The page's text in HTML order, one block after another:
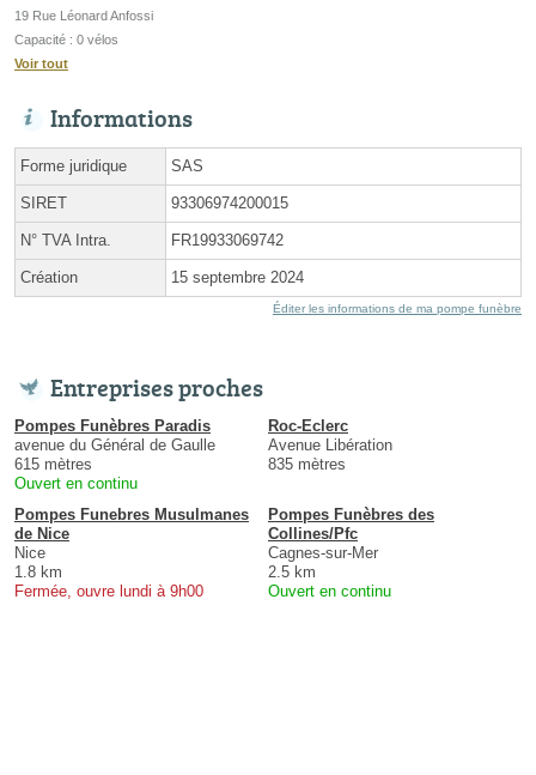
19 Rue Léonard Anfossi
Capacité : 0 vélos
Voir tout
Informations
Forme juridique SAS
SIRET 93306974200015
N° TVA Intra. FR19933069742
Création 15 septembre 2024
Éditer les informations de ma pompe funèbre
Entreprises proches
Pompes Funèbres Paradis
avenue du Général de Gaulle
615 mètres
Ouvert en continu
Roc-Eclerc
Avenue Libération
835 mètres
Pompes Funebres Musulmanes
de Nice
Nice
1.8 km
Fermée, ouvre lundi à 9h00
Pompes Funèbres des
Collines/Pfc
Cagnes-sur-Mer
2.5 km
Ouvert en continu